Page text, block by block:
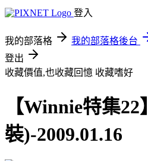
登入
我的部落格 我的部落格後台
登出
收藏價值,也收藏回憶 收藏嗜好
【Winnie特集
裝)-2009.01.16